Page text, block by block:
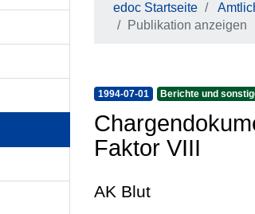
edoc Startseite
Publikation anzeigen
1994-07-01 Berichte und
Faktor VIII
AK Blut